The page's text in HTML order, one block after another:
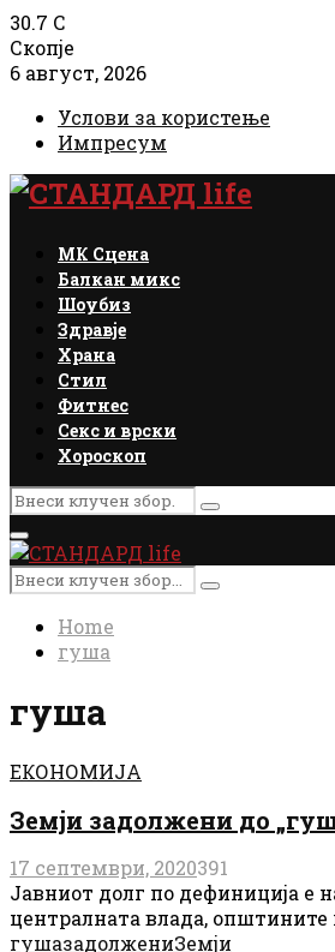
30.7 C
Скопје
6 август, 2026
Услови за користење
Импресум
Facebook
Instagram
Email
Rss
МК Сцена
Балкан микс
Шоубиз
Здравје
Храна
Стил
Фитнес
Секс и врски
Хороскоп
Search
for:
Search
Primary
Menu
Search
for:
Search
Home
гуша
гуша
ЕКОНОМИЈА
Земји задолжени до
17 септември, 2020391
Јавниот долг по дефиниција e
централната влада, општините
гушазадолжениЗемји